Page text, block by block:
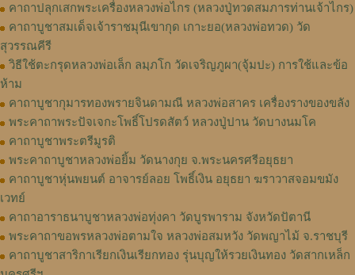
คาถาปลุกเสกพระเครื่องหลวงพ่อไกร (หลวงปู่ทวดสมภารท่านเจ้าไกร)
คาถาบูชาสมเด็จเจ้าราชมุนีเขากุด เกาะยอ(หลวงพ่อทวด) วัด
สุวรรณคีรี
วิธีใช้ตะกรุดหลวงพ่อเล็ก ลมฺภโก วัดเจริญภูผา(จุ้มปะ) การใช้และข้อ
ห้าม
คาถาบูชากุมารทองพรายจินดามณี หลวงพ่อสาคร เครื่องรางของขลัง
พระคาถาพระปัจเจกะโพธิ์โปรดสัตว์ หลวงปู่ปาน วัดบางนมโค
คาถาบูชาพระตรีมูรติ
พระคาถาบูชาหลวงพ่อยิ้ม วัดนางกุย จ.พระนครศรีอยุธยา
คาถาบูชาหุ่นพยนต์ อาจารย์ลอย โพธิ์เงิน อยุธยา ฆราวาสจอมขมัง
เวทย์
คาถาอาราธนาบูชาหลวงพ่อทุ่งคา วัดบูรพาราม จังหวัดปัตานี
พระคาถาขอพรหลวงพ่อตามใจ หลวงพ่อสมหวัง วัดพญาไม้ จ.ราชบุรี
คาถาบูชาสาริกาเรียกเงินเรียกทอง รุ่นบุญให้รวยเงินทอง วัดสากเหล็ก